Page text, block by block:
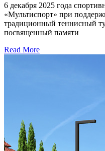
6 декабря 2025 года
«Мультиспорт» при
традиционный теннисный
посвященный памяти
Read More